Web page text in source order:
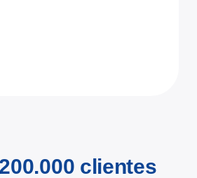
clientes